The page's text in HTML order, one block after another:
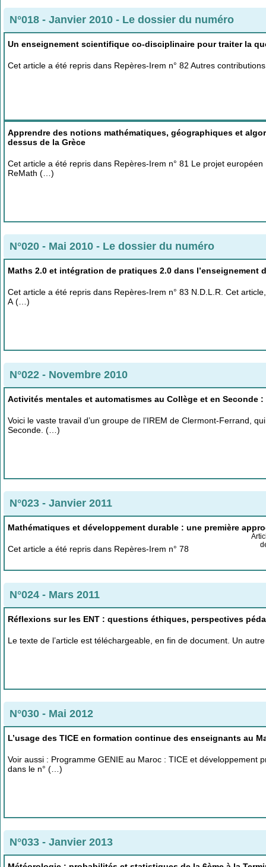
N°018 - Janvier 2010 - Le dossier du numéro
Un enseignement scientifique co-disciplinaire pour traiter la
Cet article a été repris dans Repères-Irem n° 82 Autres
Apprendre des notions mathématiques, géographiques et
dessus de la Grèce
Cet article a été repris dans Repères-Irem n° 81 Le projet
ReMath (…)
N°020 - Mai 2010 - Le dossier du numéro
Maths 2.0 et intégration de pratiques 2.0 dans l’enseignement
Cet article a été repris dans Repères-Irem n° 83 N.D.L.R. Cet
A (…)
N°022 - Novembre 2010
Activités mentales et automatismes au Collège et en Seconde
Voici le vaste travail d’un groupe de l’IREM de Clermont-Ferrand,
Seconde. (…)
N°023 - Janvier 2011
Mathématiques et développement durable : une première
Cet article a été repris dans Repères-Irem n° 78
N°024 - Mars 2011
Réflexions sur les ENT : questions éthiques, perspectives
Le texte de l’article est téléchargeable, en fin de document. Un
N°030 - Mai 2012
L’usage des TICE en formation continue des enseignants au
Voir aussi : Programme GENIE au Maroc : TICE et
dans le n° (…)
N°033 - Janvier 2013